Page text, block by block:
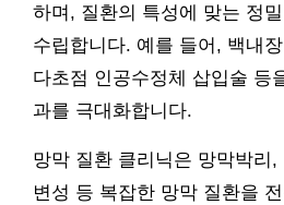
하며, 질환의 특성에 맞는 정
수립합니다. 예를 들어, 백내
다초점 인공수정체 삽입술 등
과를 극대화합니다.
망막 질환 클리닉은 망막박리
변성 등 복잡한 망막 질환을